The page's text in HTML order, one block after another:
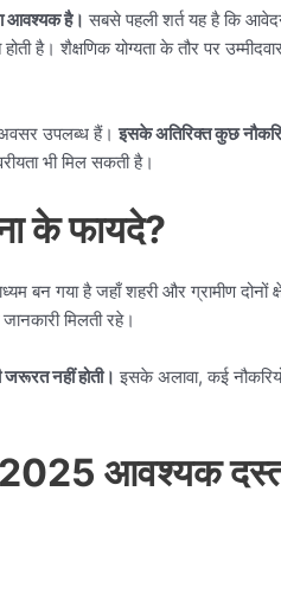
आवश्यक है। सबसे पहली शर्त यह है कि
शैक्षणिक योग्यता के तौर पर उम्मीदवार
अवसर उपलब्ध हैं।इसके अतिरिक्त कुछ
भी मिल सकती है।
के फायदे?
बन गया है जहाँ शहरी और ग्रामीण
मिलती रहे।
नहीं होती। इसके अलावा, कई
आवश्यक